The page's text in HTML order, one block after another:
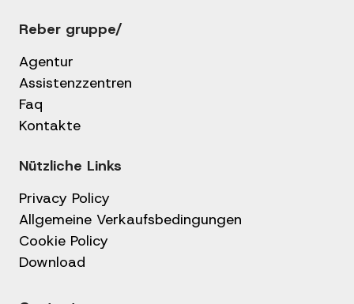
Reber gruppe/
Agentur
Assistenzzentren
Faq
Kontakte
Nützliche Links
Privacy Policy
Allgemeine Verkaufsbedingungen
Cookie Policy
Download